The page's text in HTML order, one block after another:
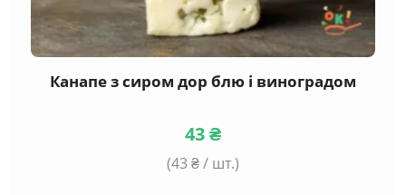
Канапе з сиром дор блю і виноградом
43₴
(43 ₴ / шт.)